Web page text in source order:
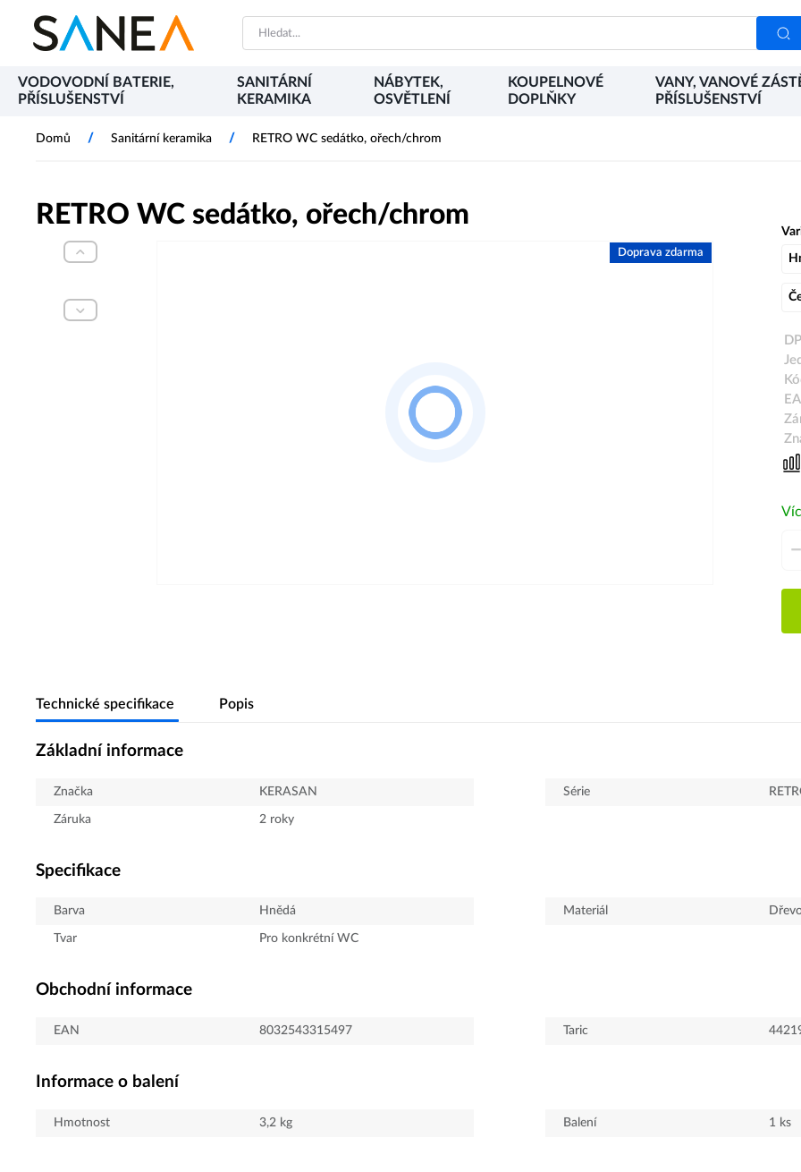
VODOVODNÍ BATERIE,
PŘÍSLUŠENSTVÍ
SANITÁRNÍ
KERAMIKA
NÁBYTEK,
OSVĚTLENÍ
KOUPELNOVÉ
DOPLŇKY
VANY, VANOVÉ
PŘÍSLUŠENSTVÍ
Domů / Sanitární keramika / RETRO WC sedátko, ořech/chrom
RETRO WC sedátko, ořech/chrom
Doprava zdarma
–
Technické specifikace Popis
Základní informace
Značka KERASAN Série
Záruka 2 roky
Specifikace
Barva Hnědá Materiál
Tvar Pro konkrétní WC
Obchodní informace
EAN 8032543315497 Taric
Informace o balení
Hmotnost 3,2 kg Balení 1 ks